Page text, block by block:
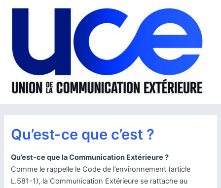
Aller
Qu’est-ce que c’est ?
Qu’est-ce que la Communication Extérieure ?
Comme le rappelle le Code de l’environnement (article
L.581-1), la Communication Extérieure se rattache au